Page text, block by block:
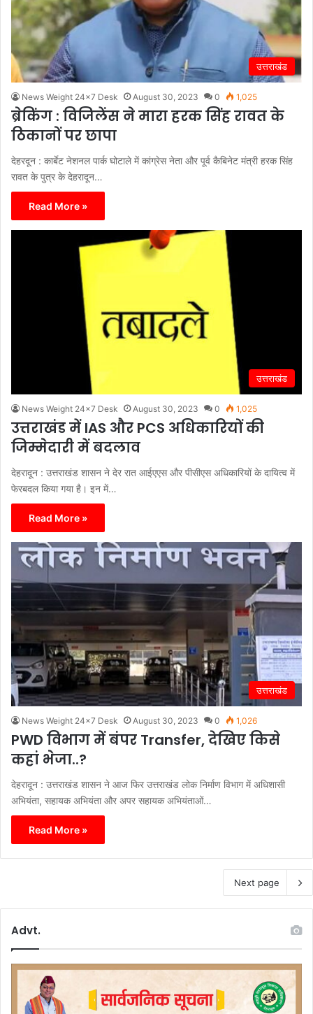
उत्तराखंड
News Weight 24x7 Desk August 30, 2023 0 1,025
ब्रेकिंग : विजिलेंस ने मारा हरक सिंह रावत के
ठिकानों पर छापा
देहरदून : कार्बेट नेशनल पार्क घोटाले में कांग्रेस नेता और पूर्व कैबिनेट मंत्री हरक सिंह
रावत के पुत्र के देहरादून…
Read More »
उत्तराखंड
News Weight 24x7 Desk August 30, 2023 0 1,025
उत्तराखंड में IAS और PCS अधिकारियों की
जिम्मेदारी में बदलाव
देहरादून : उत्तराखंड शासन ने देर रात आईएएस और पीसीएस अधिकारियों के दायित्व में
फेरबदल किया गया है। इन में…
Read More »
उत्तराखंड
News Weight 24x7 Desk August 30, 2023 0 1,026
PWD विभाग में बंपर Transfer, देखिए किसे
कहां भेजा..?
देहरादून : उत्तराखंड शासन ने आज फिर उत्तराखंड लोक निर्माण विभाग में अधिशासी
अभियंता, सहायक अभियंता और अपर सहायक अभियंताओं…
Read More »
Next page
Advt.